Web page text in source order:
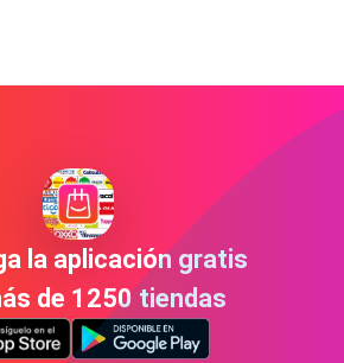
la aplicación gratis
de 1250 tiendas